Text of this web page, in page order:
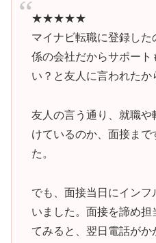
★★★★★
マイナビ転職に登録し
係の会社だからサポー
い？と友人に言われたか
友人の言う通り、就職
けているのか、面接まで
た。
でも、面接当日にインフ
いました。面接を諦め
てみると、翌日電話が